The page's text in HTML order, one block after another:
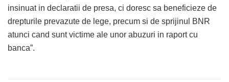
insinuat in declaratii de presa, ci doresc sa beneficieze de
drepturile prevazute de lege, precum si de sprijinul BNR
atunci cand sunt victime ale unor abuzuri in raport cu
banca”.